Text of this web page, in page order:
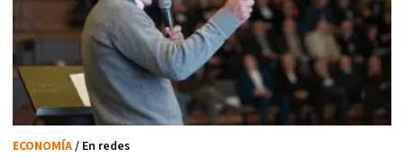
ECONOMÍA/ En redes